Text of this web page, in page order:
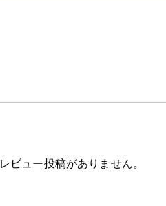
レビュー投稿がありません。